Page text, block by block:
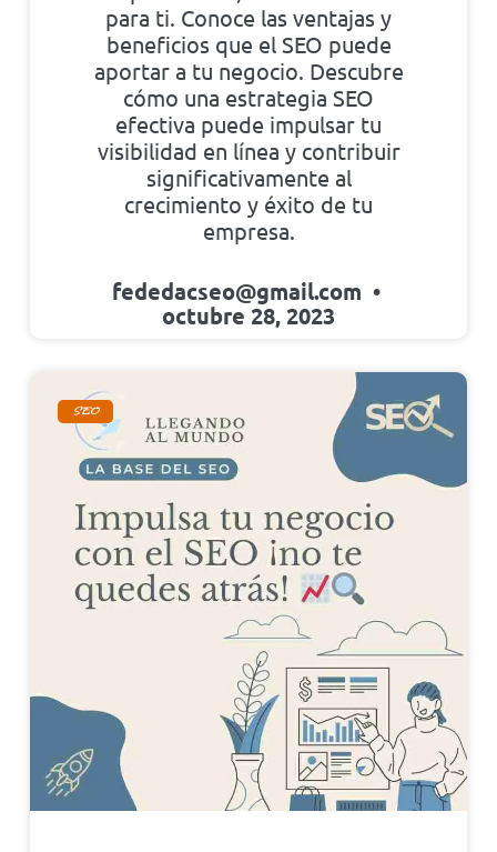
para ti. Conoce las ventajas y
beneficios que el SEO puede
aportar a tu negocio. Descubre
cómo una estrategia SEO
efectiva puede impulsar tu
visibilidad en línea y contribuir
significativamente al
crecimiento y éxito de tu
empresa.
fededacseo@gmail.com
octubre 28, 2023
SEO